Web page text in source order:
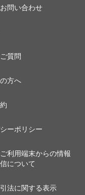
問い合わせ
質問
方へ
ーポリシー
利用端末からの情報
について
法に関する表示